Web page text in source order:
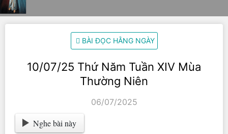
BÀI ĐỌC HẰNG NGÀY
10/07/25 Thứ Năm Tuần XIV Mùa
Thường Niên
06/07/2025
Nghe bài này